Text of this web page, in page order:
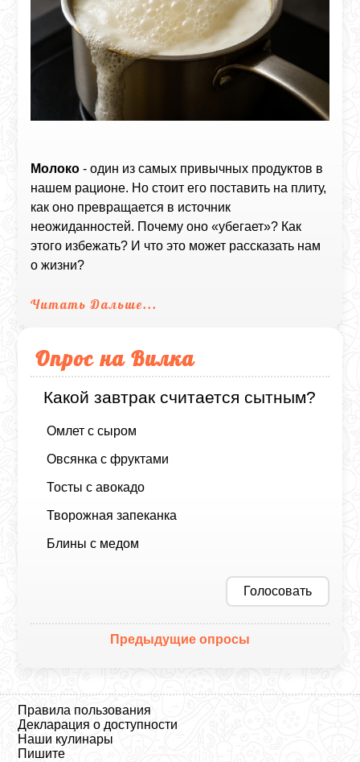
Молоко - один из самых привычных продуктов в
нашем рационе. Но стоит его поставить на плиту,
как оно превращается в источник
неожиданностей. Почему оно «убегает»? Как
этого избежать? И что это может рассказать нам
о жизни?
Читать Дальше...
Опрос на Вилка
Какой завтрак считается сытным?
Омлет с сыром
Овсянка с фруктами
Тосты с авокадо
Творожная запеканка
Блины с медом
Голосовать
Предыдущие опросы
Правила пользования
Декларация о доступности
Наши кулинары
Пишите